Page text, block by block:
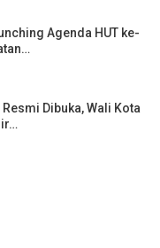
Agenda HUT ke-
Dibuka, Wali Kota